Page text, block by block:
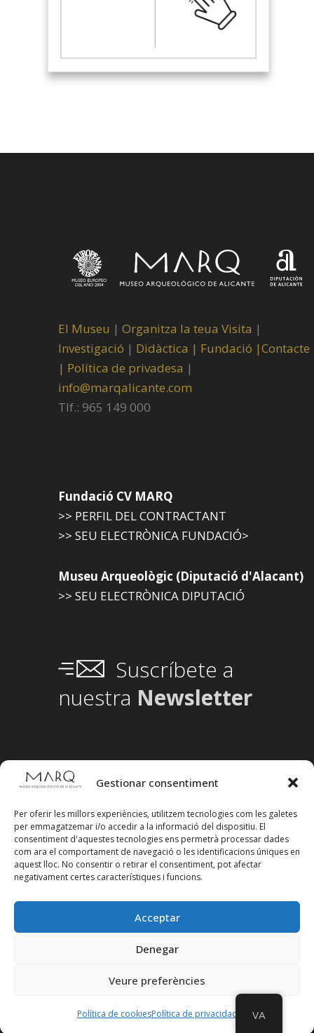
Gestionar consentiment
Per oferir les millors experiències, utilitzem tecnologies com les galetes
per emmagatzemar i/o accedir a la informació del dispositiu. El
consentiment d'aquestes tecnologies ens permetrà processar dades
com ara el comportament de navegació o les identificacions úniques en
aquest lloc. No consentir o retirar el consentiment, pot afectar
negativament certes característiques i funcions.
Acceptar
Denegar
Veure preferències
Política de cookiesPolítica de privacidad
El Museu | Organitza la teua Visita |
Investigació | Didàctica | Fundació |Contacte
| Política de privadesa |
info@marqalicante.com
Tlf.: 965 149 000
Fundació CV MARQ
>> PERFIL DEL CONTRACTANT
>> SEU ELECTRÒNICA FUNDACIÓ>
Museu Arqueològic (Diputació d'Alacant)
>> SEU ELECTRÒNICA DIPUTACIÓ
Suscríbete a
nuestra Newsletter
Segueix-nos en xarxes socials
VA